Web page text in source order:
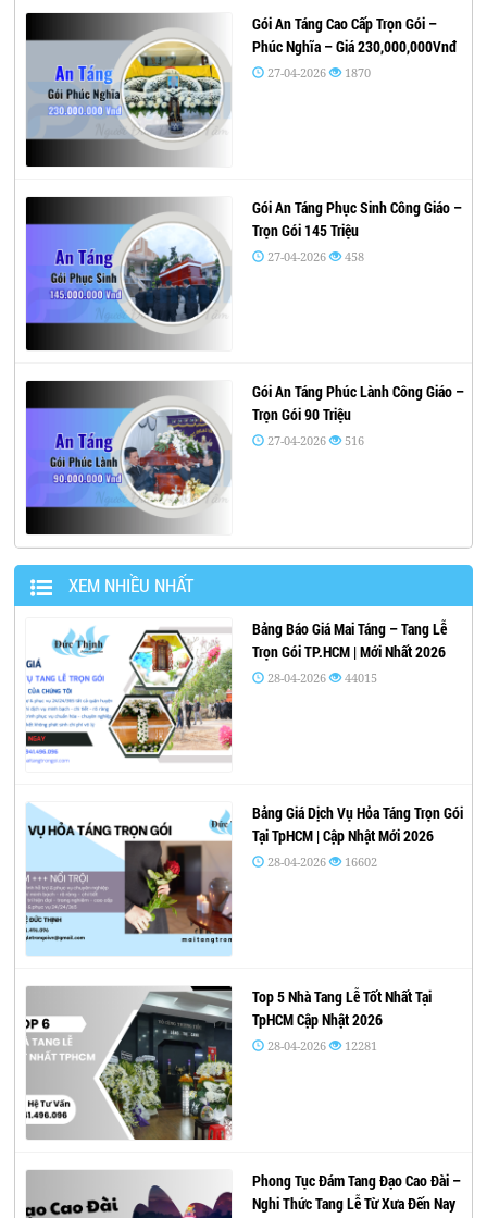
Gói An Táng Cao Cấp Trọn Gói –
Phúc Nghĩa – Giá 230,000,000Vnđ
27-04-2026 1870
Gói An Táng Phục Sinh Công Giáo –
Trọn Gói 145 Triệu
27-04-2026 458
Gói An Táng Phúc Lành Công Giáo –
Trọn Gói 90 Triệu
27-04-2026 516
XEM NHIỀU NHẤT
Bảng Báo Giá Mai Táng – Tang Lễ
Trọn Gói TP.HCM | Mới Nhất 2026
28-04-2026 44015
Bảng Giá Dịch Vụ Hỏa Táng Trọn Gói
Tại TpHCM | Cập Nhật Mới 2026
28-04-2026 16602
Top 5 Nhà Tang Lễ Tốt Nhất Tại
TpHCM Cập Nhật 2026
28-04-2026 12281
Phong Tục Đám Tang Đạo Cao Đài –
Nghi Thức Tang Lễ Từ Xưa Đến Nay